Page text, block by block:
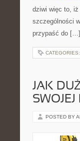
dziwi więc to,
szczególności
przypaść do […]
CATEGORIES:
JAK
POSTED BY